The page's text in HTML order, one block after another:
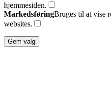
hjemmesiden.
MarkedsføringBruges til at vise
websites.
Gem valg